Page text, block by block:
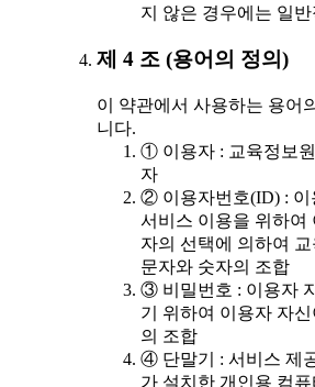
지 않은 경우에는 일
제 4 조 (용어의 정의)
이 약관에서 사용하는 용어
니다.
① 이용자 : 교육정보
자
② 이용자번호(ID) : 이
서비스 이용을 위하여
자의 선택에 의하여
문자와 숫자의 조합
③ 비밀번호 : 이용자
기 위하여 이용자 자
의 조합
④ 단말기 : 서비스 제
가 설치한 개인용 컴퓨